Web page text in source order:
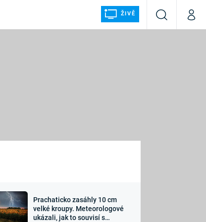
ŽIVĚ
VyhledáváníMůj
Sledujte nás
Prachaticko zasáhly 10 cm
velké kroupy. Meteorologové
ukázali, jak to souvisí s